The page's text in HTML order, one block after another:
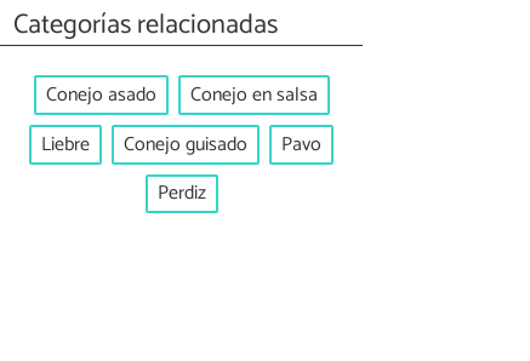
Categorías relacionadas
Conejo asado
Conejo en salsa
Liebre
Conejo guisado
Pavo
Perdiz